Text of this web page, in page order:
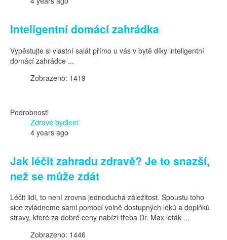
Inteligentní domácí zahrádka
Vypěstujte si vlastní salát přímo u vás v bytě díky inteligentní
domácí zahrádce ...
Zobrazeno: 1419
Podrobnosti
Zdravé bydlení
4 years ago
Jak léčit zahradu zdravě? Je to snazší,
než se může zdát
Léčit lidi, to není zrovna jednoduchá záležitost. Spoustu toho
sice zvládneme sami pomocí volně dostupných léků a doplňků
stravy, které za dobré ceny nabízí třeba Dr. Max leták ...
Zobrazeno: 1446